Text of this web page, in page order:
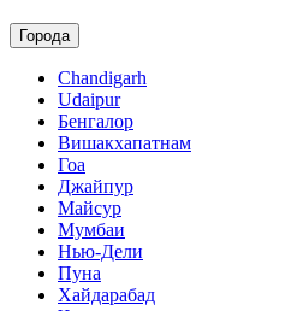
Города
Chandigarh
Udaipur
Бенгалор
Вишакхапатнам
Гоа
Джайпур
Майсур
Мумбаи
Нью-Дели
Пуна
Хайдарабад